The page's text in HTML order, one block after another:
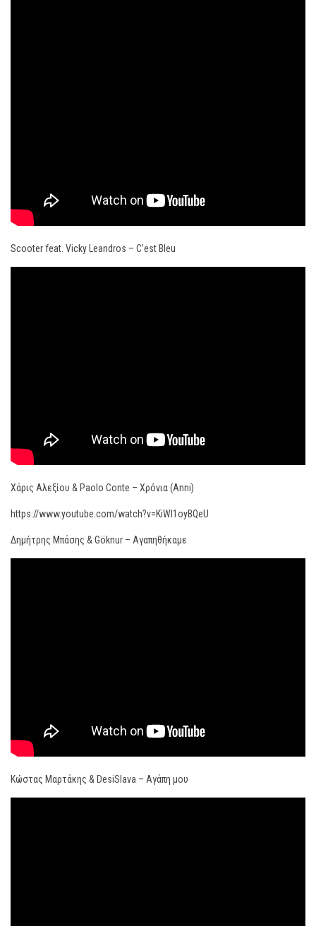
Scooter feat. Vicky Leandros – C’est Bleu
Χάρις Αλεξίου & Paolo Conte – Χρόνια (Anni)
https://www.youtube.com/watch?v=KiWl1oyBQeU
Δημήτρης Μπάσης & Göknur – Αγαπηθήκαμε
Κώστας Μαρτάκης & DesiSlava – Αγάπη μου